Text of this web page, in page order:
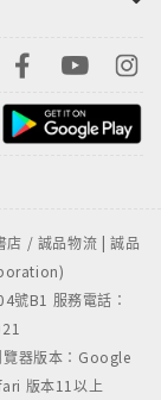
/ 誠品物流 | 誠品
號B1 服務電話：
覽器版本：Google
版本11以上